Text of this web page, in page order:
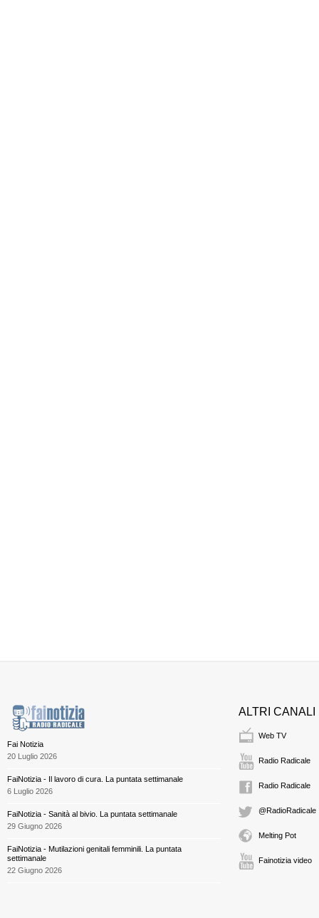
Fai Notizia
20 Luglio 2026
FaiNotizia - Il lavoro di cura. La puntata settimanale
6 Luglio 2026
FaiNotizia - Sanità al bivio. La puntata settimanale
29 Giugno 2026
FaiNotizia - Mutilazioni genitali femminili. La puntata
settimanale
22 Giugno 2026
ALTRI CANALI
Web TV
Radio Radicale
Radio Radicale
@RadioRadicale
Melting Pot
Fainotizia video